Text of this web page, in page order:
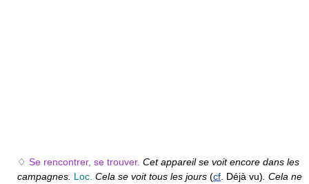
♢ Se rencontrer, se trouver. Cet appareil se voit encore dans les
campagnes. Loc. Cela se voit tous les jours (cf . Déjà vu) . Cela ne